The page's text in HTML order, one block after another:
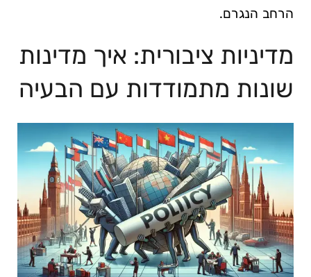
הרחב הנגרם.
מדיניות ציבורית: איך מדינות
שונות מתמודדות עם הבעיה